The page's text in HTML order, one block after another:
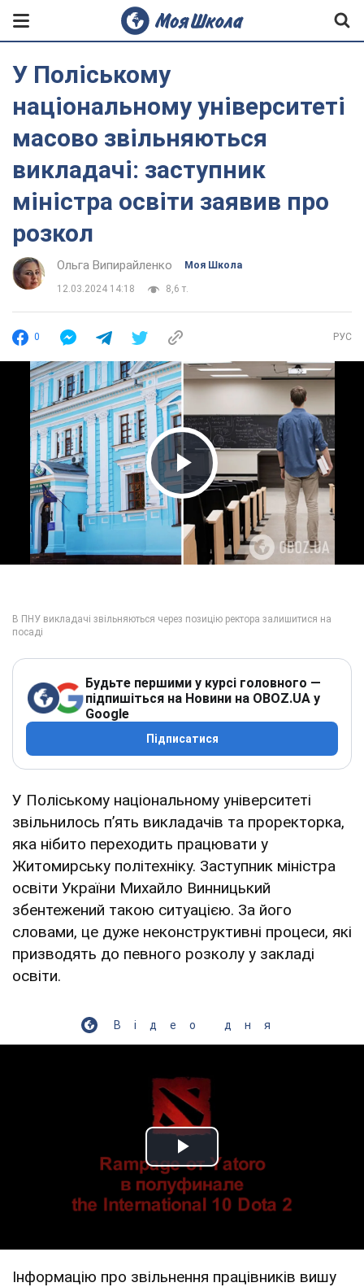
У Поліському
національному університеті
масово звільняються
викладачі: заступник
міністра освіти заявив про
розкол
Ольга Випирайленко Моя Школа
12.03.2024 14:18 8,6 т.
0 РУС
Play Video
Будьте першими у курсі головного —
підпишіться на Новини на OBOZ.UA у
Google
Підписатися
У Поліському національному університеті
звільнилось пʼять викладачів та проректорка,
яка нібито переходить працювати у
Житомирську політехніку. Заступник міністра
освіти України Михайло Винницький
збентежений такою ситуацією. За його
словами, це дуже неконструктивні процеси, які
призводять до певного розколу у закладі
освіти.
Відео дня
Play Video
Інформацію про звільнення працівників вишу